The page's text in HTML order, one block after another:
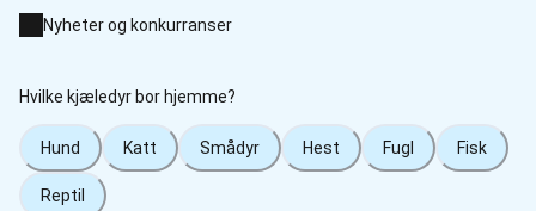
Nyheter og konkurranser
Hvilke kjæledyr bor hjemme?
Hund Katt Smådyr Hest Fugl Fisk
Reptil